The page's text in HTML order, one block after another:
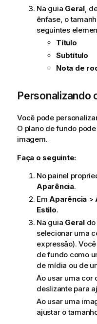
Na guia Geral,
ênfase, o
seguintes
Título
Subtítulo
Nota de
Personalizando
Você pode
O plano de fundo
imagem.
Faça o seguinte:
No painel
Aparência.
EmAparência >
Estilo.
Na guia Geraldo
selecionar uma
expressão).
de fundo como
de mídia ou de
Ao usar uma cor
deslizante para
Ao usar uma
ajustar o